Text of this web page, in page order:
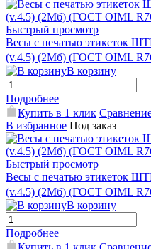
Быстрый просмотр
Весы с печатью этикеток
(v.4.5) (2Мб) (ГОСТ OIML
В корзину
Подробнее
Купить в 1 клик
В избранное Под заказ
Быстрый просмотр
Весы с печатью этикеток
(v.4.5) (2Мб) (ГОСТ OIML
В корзину
Подробнее